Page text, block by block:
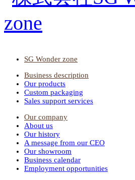
SG Wonder zone
Business description
Our products
Custom packaging
Sales support services
Our company
About us
Our history
A message from our CEO
Our showroom
Business calendar
Employment opportunities